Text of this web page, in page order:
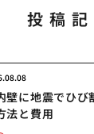
投稿
壁に地震でひび
法と費用